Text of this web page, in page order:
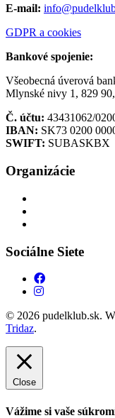
E-mail:
GDPR a cookies
Bankové spojenie:
Všeobecná úverová
Mlynské nivy 1, 829
Č. účtu: 43431062/
IBAN: SK73 0200
SWIFT: SUBASKBX
Organizácie
Sociálne Siete
© 2026 pudelklub.sk.
Tridaz.
Close
Vážime si vaše